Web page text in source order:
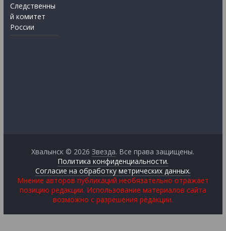
Следственны
й комитет
России
Хвалынск © 2026Звезда. Все права защищены.
Политика конфиденциальности.
Согласие на обработку метрических данных.
Мнение авторов публикаций необязательно отражает
позицию редакции. Использование материалов сайта
возможно с разрешения редакции.